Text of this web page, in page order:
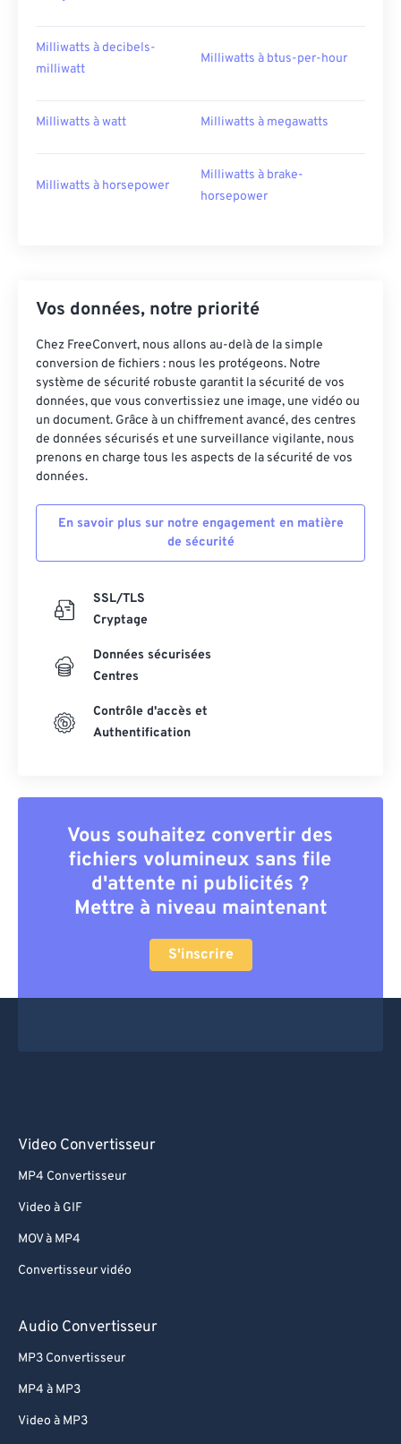
Milliwatts à decibels-
milliwatt
Milliwatts à btus-per-hour
Milliwatts à watt Milliwatts à megawatts
Milliwatts à horsepower
Milliwatts à brake-
horsepower
Vos données, notre priorité
Chez FreeConvert, nous allons au-delà de la simple
conversion de fichiers : nous les protégeons. Notre
système de sécurité robuste garantit la sécurité de vos
données, que vous convertissiez une image, une vidéo ou
un document. Grâce à un chiffrement avancé, des centres
de données sécurisés et une surveillance vigilante, nous
prenons en charge tous les aspects de la sécurité de vos
données.
En savoir plus sur notre engagement en matière
de sécurité
SSL/TLS
Cryptage
Données sécurisées
Centres
Contrôle d'accès et
Authentification
Vous souhaitez convertir des
fichiers volumineux sans file
d'attente ni publicités ?
Mettre à niveau maintenant
S'inscrire
Video Convertisseur
MP4 Convertisseur
Video à GIF
MOV à MP4
Convertisseur vidéo
Audio Convertisseur
MP3 Convertisseur
MP4 à MP3
Video à MP3